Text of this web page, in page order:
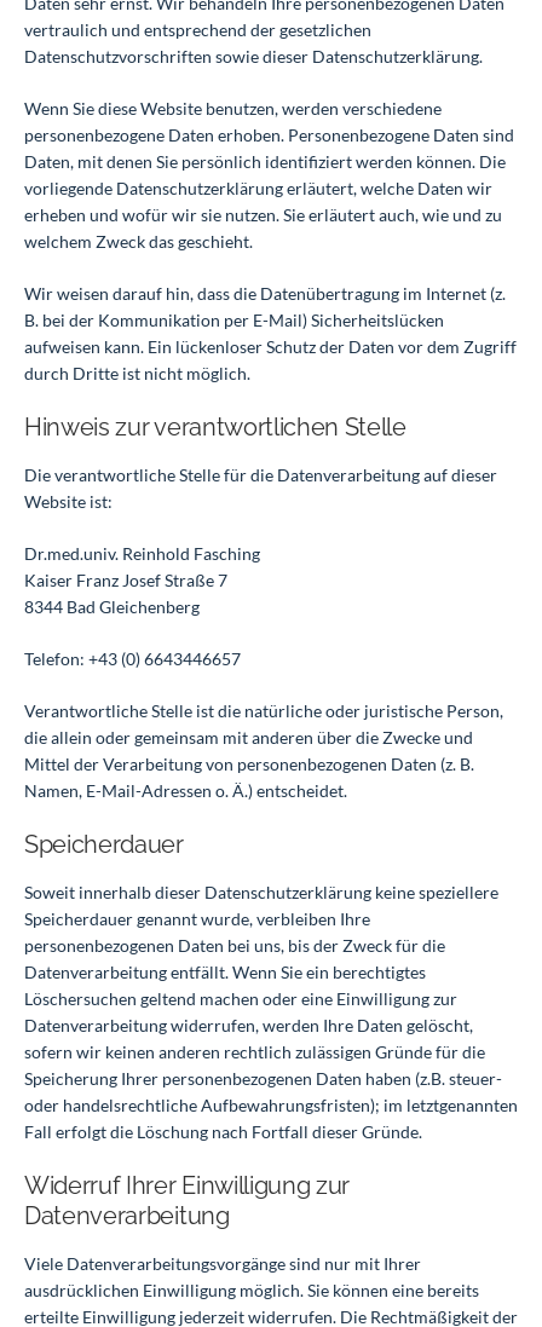
vertraulich und entsprechend der gesetzlichen
Datenschutzvorschriften sowie dieser Datenschutzerklärung.
Wenn Sie diese Website benutzen, werden verschiedene
personenbezogene Daten erhoben. Personenbezogene Daten sind
Daten, mit denen Sie persönlich identifiziert werden können. Die
vorliegende Datenschutzerklärung erläutert, welche Daten wir
erheben und wofür wir sie nutzen. Sie erläutert auch, wie und zu
welchem Zweck das geschieht.
Wir weisen darauf hin, dass die Datenübertragung im Internet (z.
B. bei der Kommunikation per E-Mail) Sicherheitslücken
aufweisen kann. Ein lückenloser Schutz der Daten vor dem Zugriff
durch Dritte ist nicht möglich.
Hinweis zur verantwortlichen Stelle
Die verantwortliche Stelle für die Datenverarbeitung auf dieser
Website ist:
Dr.med.univ. Reinhold Fasching
Kaiser Franz Josef Straße 7
8344 Bad Gleichenberg
Telefon: +43 (0) 6643446657
Verantwortliche Stelle ist die natürliche oder juristische Person,
die allein oder gemeinsam mit anderen über die Zwecke und
Mittel der Verarbeitung von personenbezogenen Daten (z. B.
Namen, E-Mail-Adressen o. Ä.) entscheidet.
Speicherdauer
Soweit innerhalb dieser Datenschutzerklärung keine speziellere
Speicherdauer genannt wurde, verbleiben Ihre
personenbezogenen Daten bei uns, bis der Zweck für die
Datenverarbeitung entfällt. Wenn Sie ein berechtigtes
Löschersuchen geltend machen oder eine Einwilligung zur
Datenverarbeitung widerrufen, werden Ihre Daten gelöscht,
sofern wir keinen anderen rechtlich zulässigen Gründe für die
Speicherung Ihrer personenbezogenen Daten haben (z.B. steuer-
oder handelsrechtliche Aufbewahrungsfristen); im letztgenannten
Fall erfolgt die Löschung nach Fortfall dieser Gründe.
Widerruf Ihrer Einwilligung zur
Datenverarbeitung
Viele Datenverarbeitungsvorgänge sind nur mit Ihrer
ausdrücklichen Einwilligung möglich. Sie können eine bereits
erteilte Einwilligung jederzeit widerrufen. Die Rechtmäßigkeit der